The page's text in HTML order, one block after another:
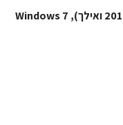
10 (נובמבר 2018 ואילך), Windows 7